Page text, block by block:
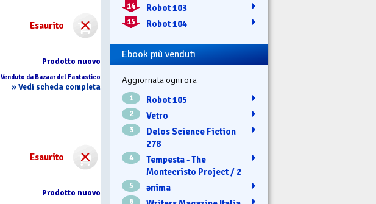
Esaurito
Prodotto nuovo
Venduto da Bazaar del Fantastico
» Vedi scheda completa
Esaurito
Prodotto nuovo
14 Robot 103
15 Robot 104
Ebook più venduti
Aggiornata ogni ora
1 Robot 105
2 Vetro
3
Delos Science Fiction
278
4
Tempesta - The
Montecristo Project / 2
5 ənima
6